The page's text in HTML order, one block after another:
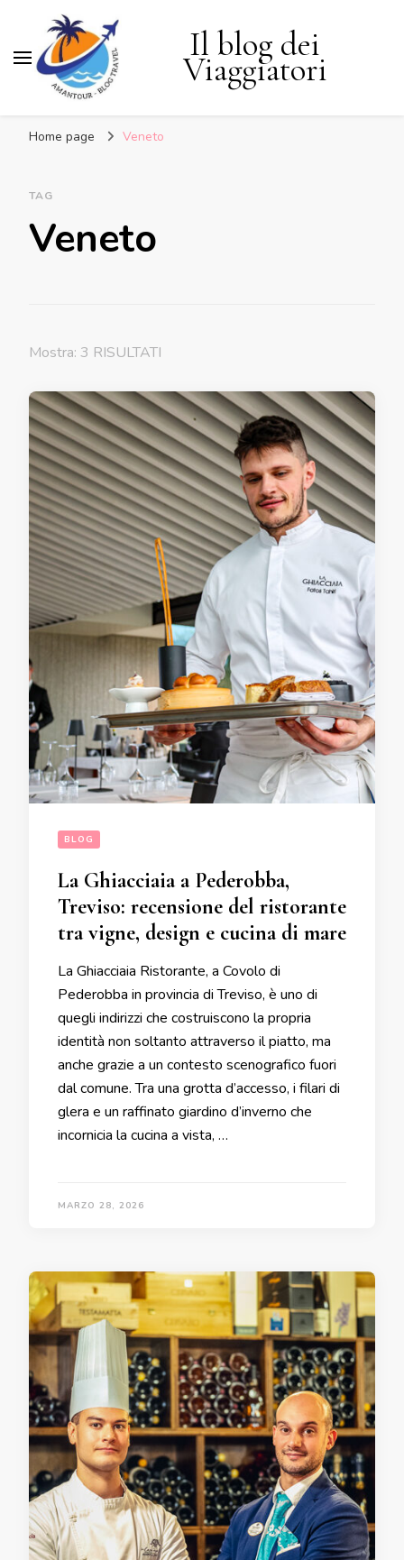
Il blog dei
Viaggiatori
Home page Veneto
TAG
Veneto
Mostra: 3 RISULTATI
BLOG
La Ghiacciaia a Pederobba,
Treviso: recensione del ristorante
tra vigne, design e cucina di mare
La Ghiacciaia Ristorante, a Covolo di
Pederobba in provincia di Treviso, è uno di
quegli indirizzi che costruiscono la propria
identità non soltanto attraverso il piatto, ma
anche grazie a un contesto scenografico fuori
dal comune. Tra una grotta d’accesso, i filari di
glera e un raffinato giardino d’inverno che
incornicia la cucina a vista, …
MARZO 28, 2026